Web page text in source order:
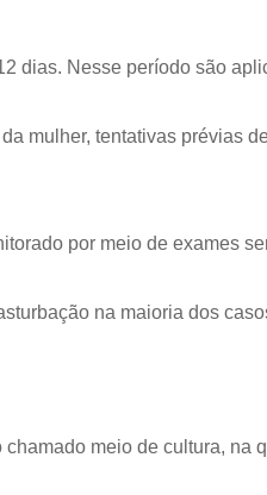
dias. Nesse período são
mulher, tentativas prévias
por meio de exames
na maioria dos
meio de cultura, na